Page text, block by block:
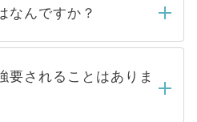
、その後メールもしくは
日以内にはご連絡をせて
、しばらくお待ちくださ
なんですか？
で取り扱っている求人の
サイトからご覧いただ
人」です。非公開求人は
て、一般には公開してい
要されることはありま